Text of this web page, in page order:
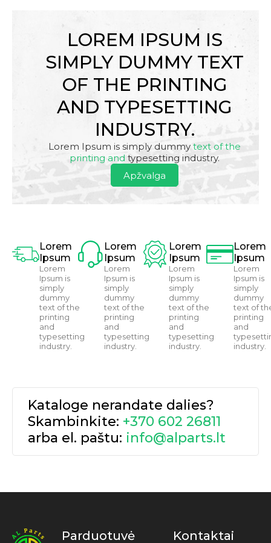
LOREM IPSUM IS
SIMPLY DUMMY TEXT
OF THE PRINTING
AND TYPESETTING
INDUSTRY.
Lorem Ipsum is simply dummy text of the
printing and typesetting industry.
Apžvalga
Lorem
Ipsum
Lorem
Ipsum is
simply
dummy
text of the
printing
and
typesetting
industry.
Lorem
Ipsum
Lorem
Ipsum is
simply
dummy
text of the
printing
and
typesetting
industry.
Lorem
Ipsum
Lorem
Ipsum is
simply
dummy
text of the
printing
and
typesetting
industry.
Lorem
Ipsum
Lorem
Ipsum is
simply
dummy
text of
printing
and
industry.
Kataloge nerandate dalies?
Skambinkite: +370 602 26811
arba el. paštu: info@alparts.lt
Parduotuvė Kontaktai